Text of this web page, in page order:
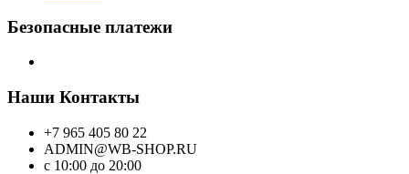
Безопасные платежи
Наши Контакты
+7 965 405 80 22
ADMIN@WB-SHOP.RU
с 10:00 до 20:00